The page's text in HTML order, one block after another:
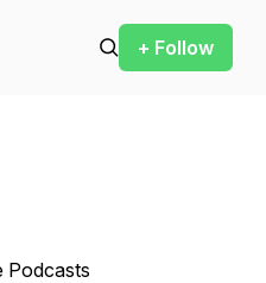
+ Follow
Podcasts